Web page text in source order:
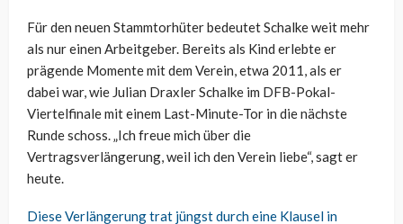
Für den neuen Stammtorhüter bedeutet Schalke weit mehr
als nur einen Arbeitgeber. Bereits als Kind erlebte er
prägende Momente mit dem Verein, etwa 2011, als er
dabei war, wie Julian Draxler Schalke im DFB-Pokal-
Viertelfinale mit einem Last-Minute-Tor in die nächste
Runde schoss. „Ich freue mich über die
Vertragsverlängerung, weil ich den Verein liebe“, sagt er
heute.
Diese Verlängerung trat jüngst durch eine Klausel in